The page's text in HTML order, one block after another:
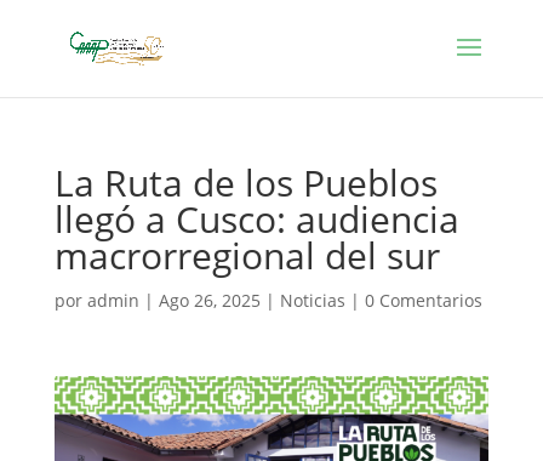
La Ruta de los Pueblos
llegó a Cusco: audiencia
macrorregional del sur
por admin | Ago 26, 2025 | Noticias | 0 Comentarios